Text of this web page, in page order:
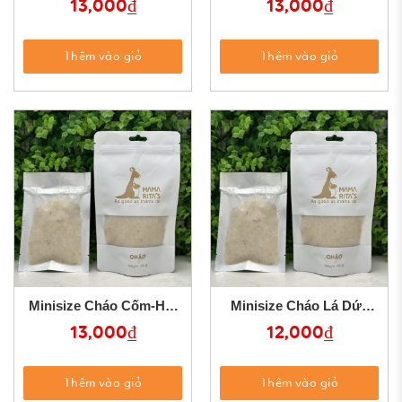
13,000₫
Thêm vào giỏ
13,000₫
Thêm vào giỏ
Minisize Cháo Cốm-Hạt
Dẻ
13,000₫
Thêm vào giỏ
Minisize Cháo Lá Dứa
Yến Mạch
12,000₫
Thêm vào giỏ